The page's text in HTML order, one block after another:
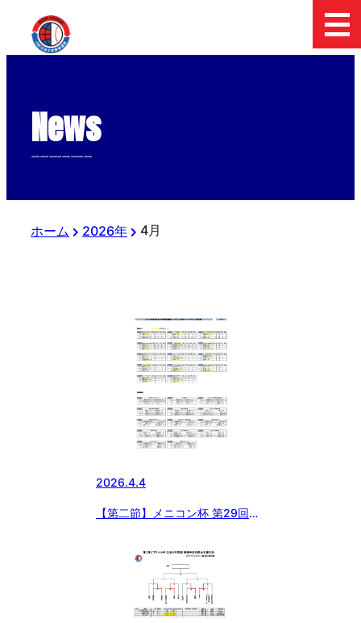
News
--------------
ホーム 2026年 4月
2026.4.4
【第二節】メニコン杯 第29回日
大会 Bエリア試合結果